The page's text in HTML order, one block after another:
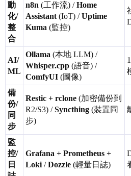
動
化/
整
合
n8n (工作流) /Home
Assistant (IoT) /Uptime
Kuma (監控)
AI/
ML
Ollama (本地 LLM) /
Whisper.cpp (語音) /
ComfyUI (圖像)
備
份/
同
步
Restic + rclone (加密備份到
R2/S3) /Syncthing (裝置同
步)
監
控/
日
Grafana + Prometheus +
Loki /Dozzle (輕量日誌)